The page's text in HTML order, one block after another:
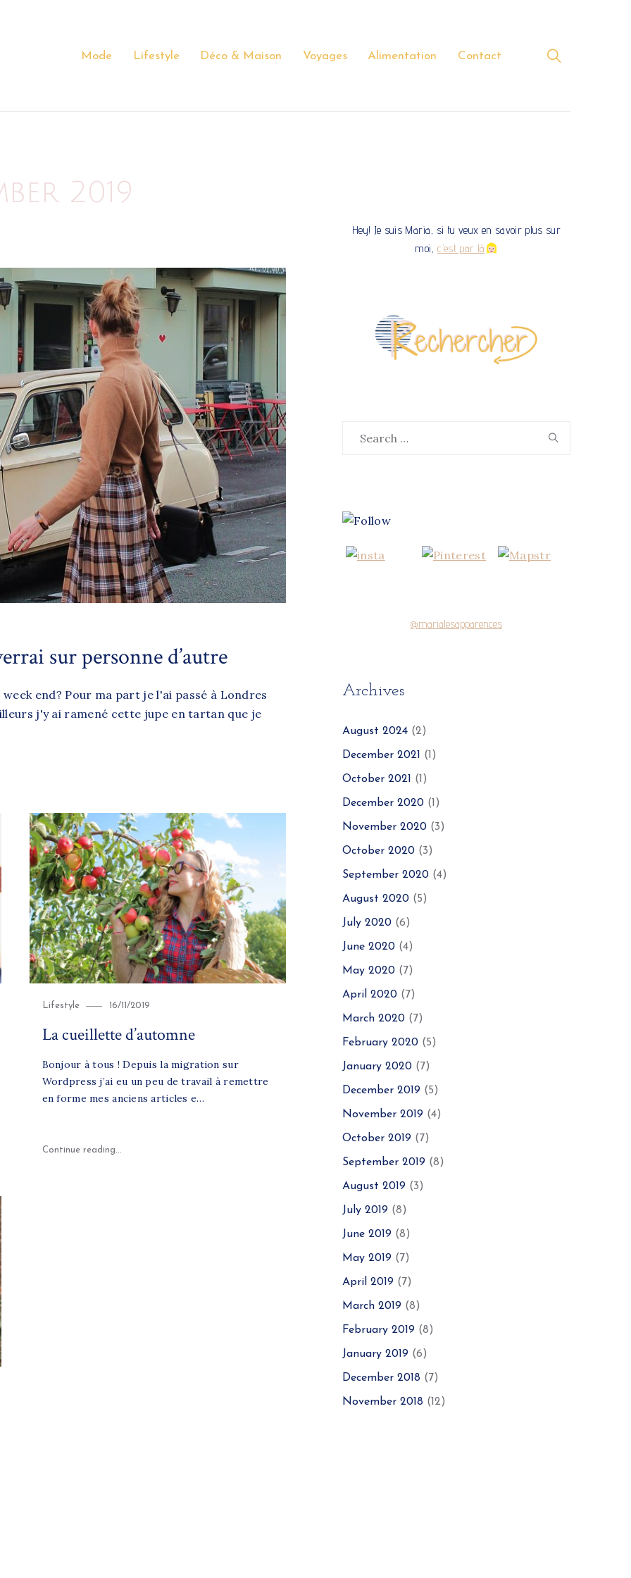
Mode Lifestyle Déco & Maison Voyages Alimentation Contact
2019
sur personne d’autre
end? Pour ma part je l'ai passé à Londres
j'y ai ramené cette jupe en tartan que je
d’autre"
de voyages"
Category
Lifestyle
Posted
16/11/2019
La cueillette d’automne
Bonjour à tous ! Depuis la migration sur
Wordpress j’ai eu un peu de travail à remettre
en forme mes anciens articles e…
Continue reading"La cueillette d’automne"
Hey! Je suis Maria, si tu veux en savoir plus sur
moi,c’est par là
@marialesapparences
Archives
August 2024 (2)
December 2021 (1)
October 2021 (1)
December 2020 (1)
November 2020 (3)
October 2020 (3)
September 2020 (4)
August 2020 (5)
July 2020 (6)
June 2020 (4)
May 2020 (7)
April 2020 (7)
March 2020 (7)
February 2020 (5)
January 2020 (7)
December 2019 (5)
November 2019 (4)
October 2019 (7)
September 2019 (8)
August 2019 (3)
July 2019 (8)
June 2019 (8)
May 2019 (7)
April 2019 (7)
March 2019 (8)
February 2019 (8)
January 2019 (6)
December 2018 (7)
November 2018 (12)